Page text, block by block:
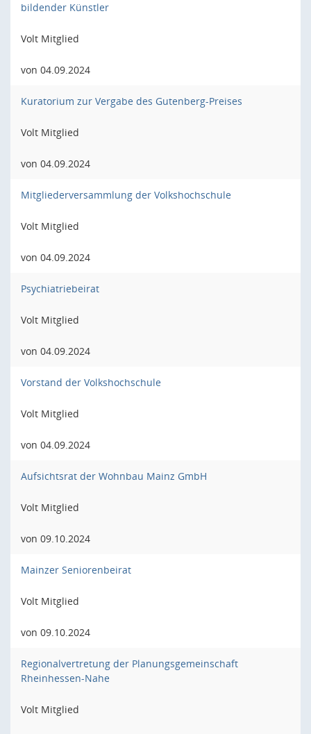
bildender Künstler
Volt Mitglied
von 04.09.2024
Kuratorium zur Vergabe des Gutenberg-Preises
Volt Mitglied
von 04.09.2024
Mitgliederversammlung der Volkshochschule
Volt Mitglied
von 04.09.2024
Psychiatriebeirat
Volt Mitglied
von 04.09.2024
Vorstand der Volkshochschule
Volt Mitglied
von 04.09.2024
Aufsichtsrat der Wohnbau Mainz GmbH
Volt Mitglied
von 09.10.2024
Mainzer Seniorenbeirat
Volt Mitglied
von 09.10.2024
Regionalvertretung der Planungsgemeinschaft
Rheinhessen-Nahe
Volt Mitglied